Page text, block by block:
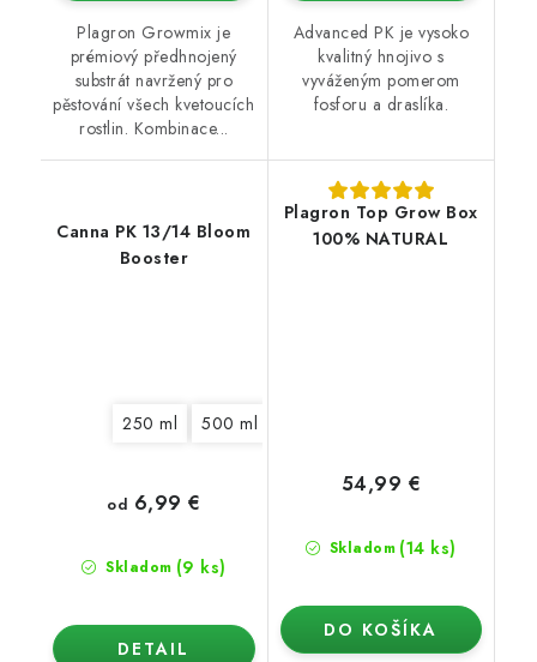
Plagron Growmix je
prémiový předhnojený
substrát navržený pro
pěstování všech kvetoucích
rostlin. Kombinace...
Advanced PK je vysoko
kvalitný hnojivo s
vyváženým pomerom
fosforu a draslíka.
Canna PK 13/14 Bloom
Booster
250 ml 500 ml
Skladom (9 ks)
od 6,99 €
DETAIL
Plagron Top Grow Box
100% NATURAL
Skladom (14 ks)
54,99 €
DO KOŠÍKA